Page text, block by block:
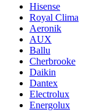
Hisense
Royal Clima
Aeronik
AUX
Ballu
Cherbrooke
Daikin
Dantex
Electrolux
Energolux